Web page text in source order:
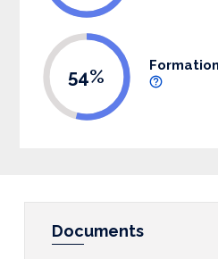
54%
Documents